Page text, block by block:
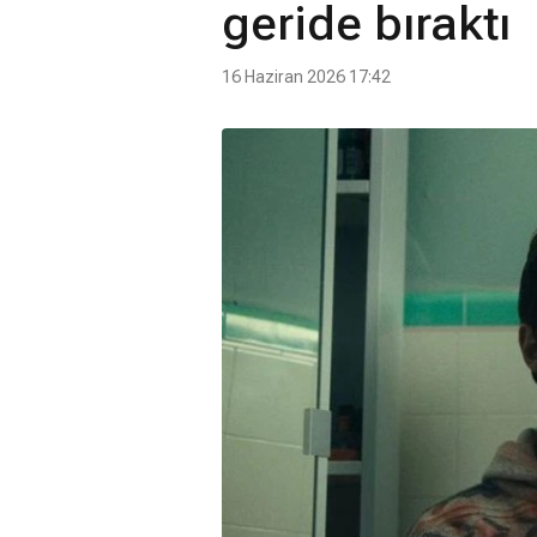
geride bıraktı
16 Haziran 2026 17:42